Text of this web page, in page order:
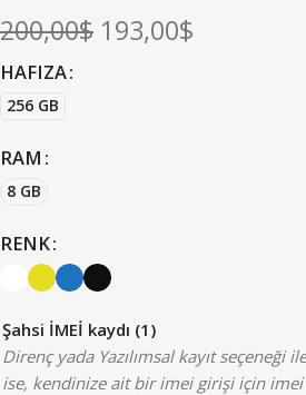
200,00$ 193,00$
HAFIZA
256 GB
RAM
8 GB
RENK
Şahsi İMEİ kaydı (1)
Direnç yada Yazılımsal kayıt seçeneği
ise, kendinize ait bir imei girişi için imei